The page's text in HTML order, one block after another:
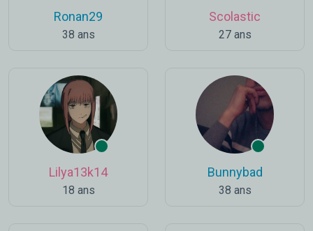
Ronan29
38 ans
Scolastic
27 ans
Lilya13k14
18 ans
Bunnybad
38 ans